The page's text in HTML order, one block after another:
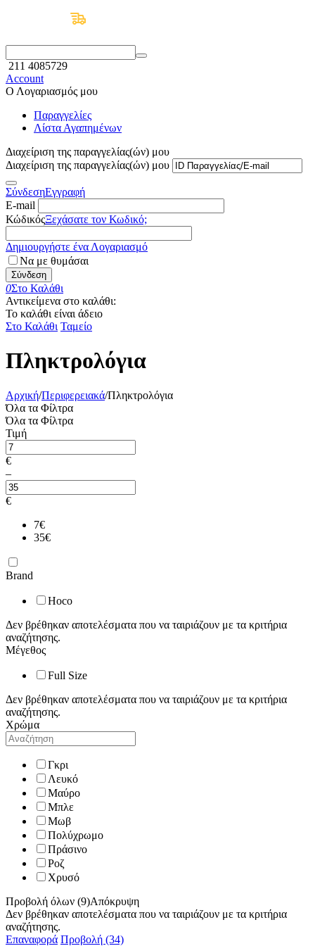
211 4085729
Account
Ο Λογαριασμός μου
Παραγγελίες
Λίστα Αγαπημένων
Διαχείριση της παραγγελίας(ών) μου
Διαχείριση της παραγγελίας(ών) μου
ΣύνδεσηΕγγραφή
E-mail
ΚώδικόςΞεχάσατε τον Κωδικό;
Δημιουργήστε ένα Λογαριασμό
Να με θυμάσαι
Σύνδεση
0Στο Καλάθι
Αντικείμενα στο καλάθι:
Το καλάθι είναι άδειο
Στο Καλάθι Ταμείο
Πληκτρολόγια
Αρχική/Περιφερειακά/Πληκτρολόγια
Όλα τα Φίλτρα
Όλα τα Φίλτρα
Τιμή
€
–
€
7€
35€
Brand
Hoco
Δεν βρέθηκαν αποτελέσματα που να ταιριάζουν με τα κριτήρια
αναζήτησης.
Μέγεθος
Full Size
Δεν βρέθηκαν αποτελέσματα που να ταιριάζουν με τα κριτήρια
αναζήτησης.
Χρώμα
Γκρι
Λευκό
Μαύρο
Μπλε
Μωβ
Πολύχρωμο
Πράσινο
Ροζ
Χρυσό
Προβολή όλων (9)Απόκρυψη
Δεν βρέθηκαν αποτελέσματα που να ταιριάζουν με τα κριτήρια
αναζήτησης.
Επαναφορά Προβολή (34)